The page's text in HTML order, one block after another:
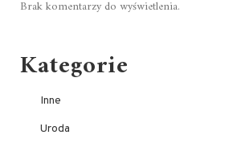
Brak komentarzy do wyświetlenia.
Kategorie
Inne
Uroda